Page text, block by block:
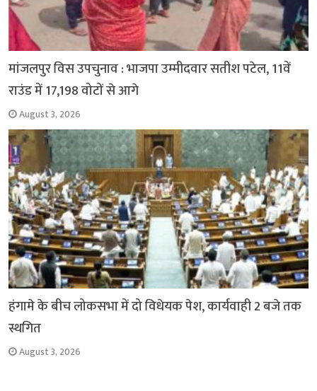
मांजलपुर विस उपचुनाव : भाजपा उम्मीदवार सतीश पटेल, 11वें
राउंड में 17,198 वोटों से आगे
August 3, 2026
हंगामे के बीच लोकसभा में दो विधेयक पेश, कार्यवाही 2 बजे तक
स्थगित
August 3, 2026